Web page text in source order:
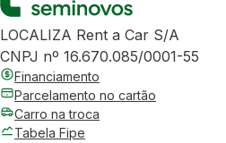
LOCALIZA Rent a Car S/A
CNPJ nº 16.670.085/0001-55
Financiamento
Parcelamento no cartão
Carro na troca
Tabela Fipe